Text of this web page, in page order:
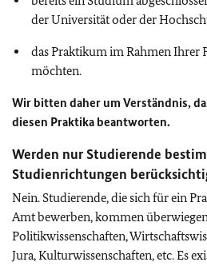
der Universität oder der
das Praktikum im Rahmen Ihrer
möchten.
Wir bitten daher um Verständnis,
diesen Praktika beantworten.
Werden nur Studierende
Studienrichtungen
Nein. Studierende, die sich für ein
Amt bewerben, kommen
Politikwissenschaften,
Jura, Kulturwissenschaften, etc. Es